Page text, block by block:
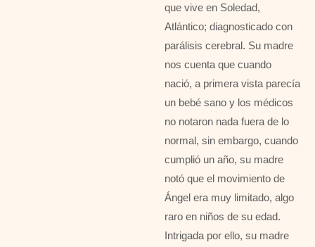
que vive en Soledad,
Atlántico; diagnosticado con
parálisis cerebral. Su madre
nos cuenta que cuando
nació, a primera vista parecía
un bebé sano y los médicos
no notaron nada fuera de lo
normal, sin embargo, cuando
cumplió un año, su madre
notó que el movimiento de
Ángel era muy limitado, algo
raro en niños de su edad.
Intrigada por ello, su madre